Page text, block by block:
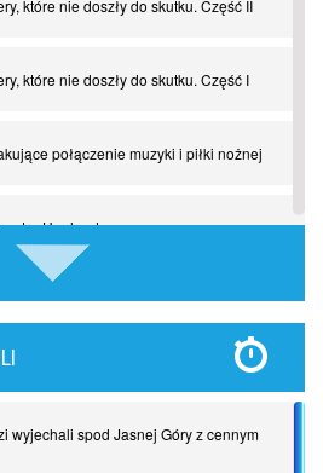
które nie doszły do skutku. Część II
które nie doszły do skutku. Część I
połączenie muzyki i piłki nożnej
Haaland
wilk będzie syty, a owca cała?
i inne przypadki
wyjechali spod Jasnej Góry z cennym